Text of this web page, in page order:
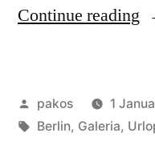
Continue reading
Posted
by
pakos 1
Tags:
Berlin, Galeria,